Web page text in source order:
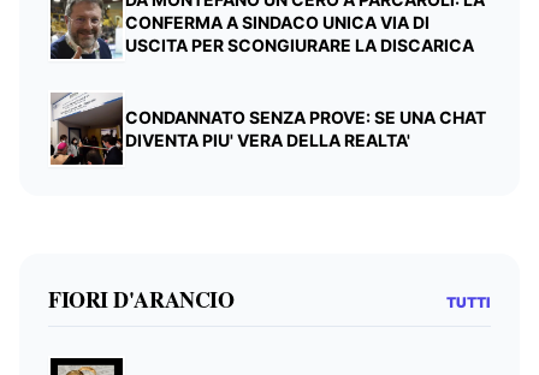
CONFERMA A SINDACO UNICA VIA DI
USCITA PER SCONGIURARE LA DISCARICA
CONDANNATO SENZA PROVE: SE UNA CHAT
DIVENTA PIU' VERA DELLA REALTA'
FIORI D'ARANCIO TUTTI